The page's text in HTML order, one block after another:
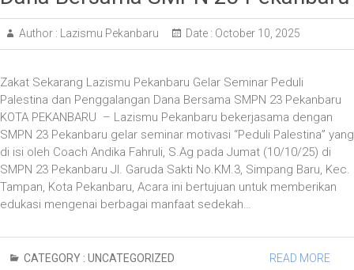
Author : Lazismu Pekanbaru Date : October 10, 2025
Zakat Sekarang Lazismu Pekanbaru Gelar Seminar Peduli
Palestina dan Penggalangan Dana Bersama SMPN 23 Pekanbaru
KOTA PEKANBARU – Lazismu Pekanbaru bekerjasama dengan
SMPN 23 Pekanbaru gelar seminar motivasi “Peduli Palestina” yang
di isi oleh Coach Andika Fahruli, S.Ag pada Jumat (10/10/25) di
SMPN 23 Pekanbaru Jl. Garuda Sakti No.KM.3, Simpang Baru, Kec.
Tampan, Kota Pekanbaru, Acara ini bertujuan untuk memberikan
edukasi mengenai berbagai manfaat sedekah…
CATEGORY : UNCATEGORIZED READ MORE